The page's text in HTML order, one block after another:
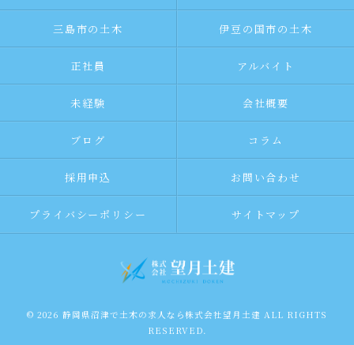
三島市の土木 伊豆の国市の土木
正社員 アルバイト
未経験 会社概要
ブログ コラム
採用申込 お問い合わせ
プライバシーポリシー サイトマップ
© 2026 静岡県沼津で土木の求人なら株式会社望月土建 ALL RIGHTS
RESERVED.